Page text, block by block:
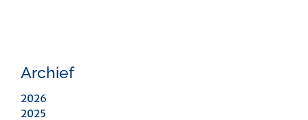
Archief
2026
2025